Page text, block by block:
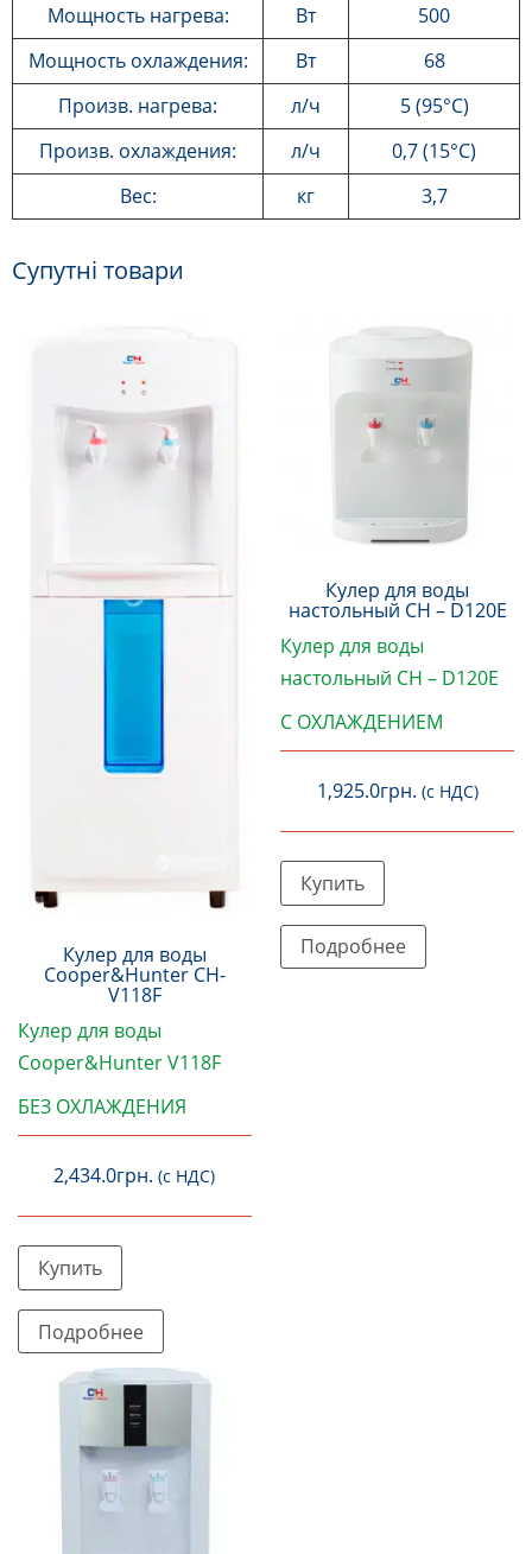
Мощность нагрева:
Вт
500
Мощность охлаждения:
Вт
68
Произв. нагрева:
л/ч
5 (95°C)
Произв. охлаждения:
л/ч
0,7 (15°C)
Вес:
кг 3,7
Супутні товари
Кулер для воды
Cooper&Hunter CH-
V118F
Кулер для воды
Cooper&Hunter V118F
БЕЗ ОХЛАЖДЕНИЯ
2,434.0грн. (с НДС)
Купить
Подробнее
Кулер для воды
настольный CH – D120E
Кулер для воды
настольный CH – D120E
С ОХЛАЖДЕНИЕМ
1,925.0грн. (с НДС)
Купить
Подробнее